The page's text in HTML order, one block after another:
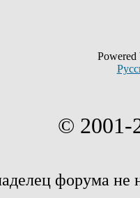
© 2001-
форума не